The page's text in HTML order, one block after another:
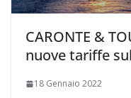
CARONTE &
nuove tariffe
18 Gennaio 2022